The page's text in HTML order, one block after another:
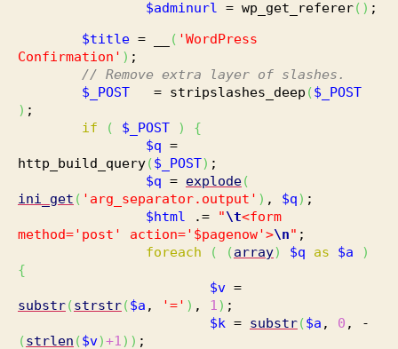
$adminurl
= wp_get_referer( ) ;
$title = __ ( 'WordPress
Confirmation' ) ;
// Remove extra layer of slashes.
$_POST = stripslashes_deep ($_POST
) ;
if
( $_POST )
{
$q =
http_build_query($_POST) ;
$q = explode(
ini_get ( 'arg_separator.output' ) , $q) ;
$html
.= "\t<form
method='post' action='$pagenow'>\n" ;
foreach
( (array) $q as $a
)
{
$v =
substr(strstr($a , '=' ) , 1 ) ;
$k = substr($a , 0 , -
(strlen ($v)+1 ) ) ;